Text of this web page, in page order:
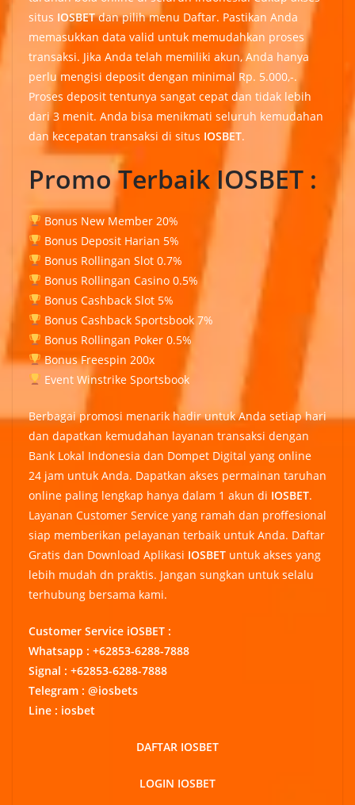
situs IOSBETdan pilih menu Daftar. Pastikan Anda
memasukkan data valid untuk memudahkan proses
transaksi. Jika Anda telah memiliki akun, Anda hanya
perlu mengisi deposit dengan minimal Rp. 5.000,-.
Proses deposit tentunya sangat cepat dan tidak lebih
dari 3 menit. Anda bisa menikmati seluruh kemudahan
dan kecepatan transaksi di situs IOSBET.
Promo Terbaik IOSBET :
Bonus New Member 20%
Bonus Deposit Harian 5%
Bonus Rollingan Slot 0.7%
Bonus Rollingan Casino 0.5%
Bonus Cashback Slot 5%
Bonus Cashback Sportsbook 7%
Bonus Rollingan Poker 0.5%
Bonus Freespin 200x
Event Winstrike Sportsbook
Berbagai promosi menarik hadir untuk Anda setiap hari
dan dapatkan kemudahan layanan transaksi dengan
Bank Lokal Indonesia dan Dompet Digital yang online
24 jam untuk Anda. Dapatkan akses permainan taruhan
online paling lengkap hanya dalam 1 akun di IOSBET.
Layanan Customer Service yang ramah dan proffesional
siap memberikan pelayanan terbaik untuk Anda. Daftar
Gratis dan Download Aplikasi IOSBET untuk akses yang
lebih mudah dn praktis. Jangan sungkan untuk selalu
terhubung bersama kami.
Customer Service iOSBET :
Whatsapp : +62853-6288-7888
Signal : +62853-6288-7888
Telegram : @iosbets
Line : iosbet
DAFTAR IOSBET
LOGIN IOSBET